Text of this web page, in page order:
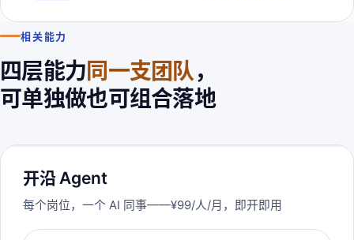
相关能力
四层能力同一支团队 ，
可单独做也可组合落地
开沿 Agent
每个岗位，一个 AI 同事——¥99/人/月，即开即用